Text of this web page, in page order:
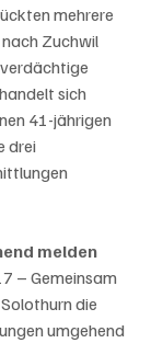
mehrere
Zuchwil
sich
41-jährigen
drei
melden
– Gemeinsam
die
umgehend